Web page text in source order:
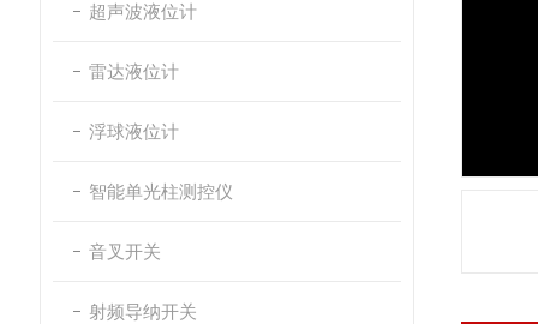
超声波液位计
雷达液位计
浮球液位计
智能单光柱测控仪
音叉开关
射频导纳开关